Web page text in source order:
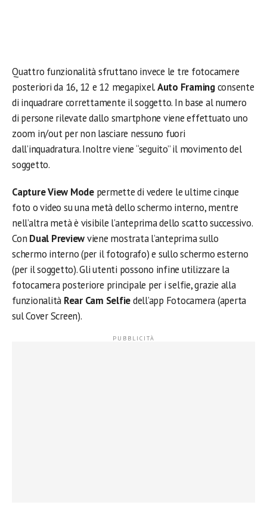
Quattro funzionalità sfruttano invece le tre fotocamere
posteriori da 16, 12 e 12 megapixel.Auto Framingconsente
di inquadrare correttamente il soggetto. In base al numero
di persone rilevate dallo smartphone viene effettuato uno
zoom in/out per non lasciare nessuno fuori
dall’inquadratura. Inoltre viene “seguito” il movimento del
soggetto.
Capture View Modepermette di vedere le ultime cinque
foto o video su una metà dello schermo interno, mentre
nell’altra metà è visibile l’anteprima dello scatto successivo.
Con Dual Previewviene mostrata l’anteprima sullo
schermo interno (per il fotografo) e sullo schermo esterno
(per il soggetto). Gli utenti possono infine utilizzare la
fotocamera posteriore principale per i selfie, grazie alla
funzionalità Rear Cam Selfiedell’app Fotocamera (aperta
sul Cover Screen).